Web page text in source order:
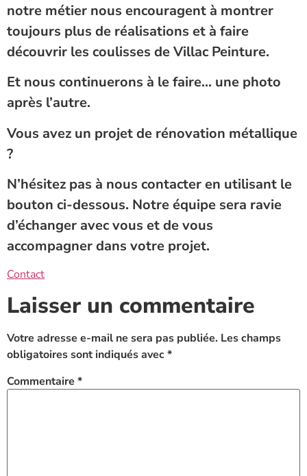
notre métier nous encouragent à montrer
toujours plus de réalisations et à faire
découvrir les coulisses de Villac Peinture.
Et nous continuerons à le faire… une photo
après l’autre.
Vous avez un projet de rénovation métallique
?
N’hésitez pas à nous contacter en utilisant le
bouton ci-dessous. Notre équipe sera ravie
d’échanger avec vous et de vous
accompagner dans votre projet.
Contact
Laisser un commentaire
Votre adresse e-mail ne sera pas publiée. Les champs
obligatoires sont indiqués avec*
Commentaire *